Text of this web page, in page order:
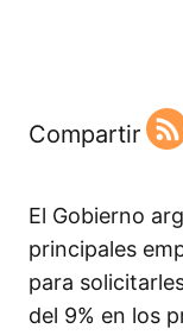
Compartir
El Gobierno
principales
para
del 9% en los